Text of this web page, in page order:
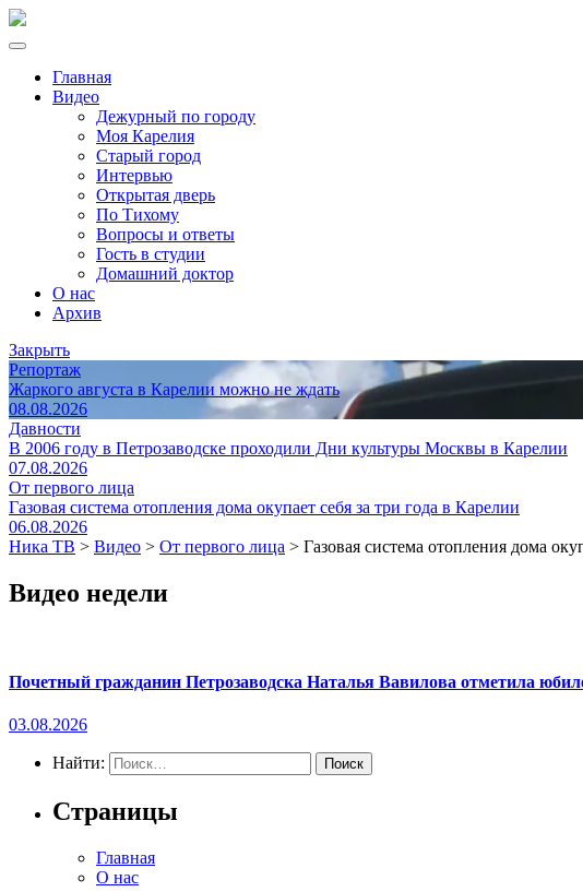
Главная
Видео
Дежурный по городу
Моя Карелия
Старый город
Интервью
Открытая дверь
По Тихому
Вопросы и ответы
Гость в студии
Домашний доктор
О нас
Архив
Закрыть
Репортаж
Жаркого августа в Карелии можно не ждать
08.08.2026
Давности
В 2006 году в Петрозаводске проходили Дни культуры Москвы в Карелии
07.08.2026
От первого лица
Газовая система отопления дома окупает себя за три года в Карелии
06.08.2026
Ника ТВ > Видео > От первого лица > Газовая система отопления дома
Видео недели
Почетный гражданин Петрозаводска Наталья Вавилова отметила
03.08.2026
Найти:
Страницы
Главная
О нас